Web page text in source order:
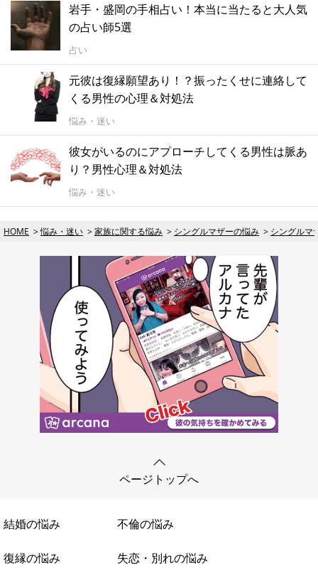
岩手・盛岡の手相占い！本当に当たると大人気
の占い師5選
占い
元彼は復縁願望あり！？振ったくせに連絡して
くる男性の心理＆対処法
悩み・迷い
彼女がいるのにアプローチしてくる男性は脈あ
り？男性心理＆対処法
悩み・迷い
HOME 悩み・迷い 家族に関する悩み シングルマザーの悩み シングルマ
ページトップへ
結婚の悩み 不倫の悩み
復縁の悩み 失恋・別れの悩み